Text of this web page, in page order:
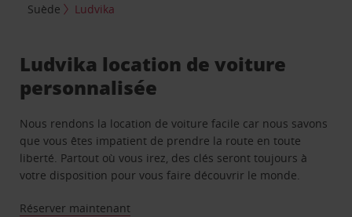
Suède
Ludvika
Ludvika location de voiture
personnalisée
Nous rendons la location de voiture facile car nous savons
que vous êtes impatient de prendre la route en toute
liberté. Partout où vous irez, des clés seront toujours à
votre disposition pour vous faire découvrir le monde.
Réserver maintenant